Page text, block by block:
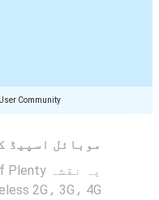
Community
موبائل اسپیڈ